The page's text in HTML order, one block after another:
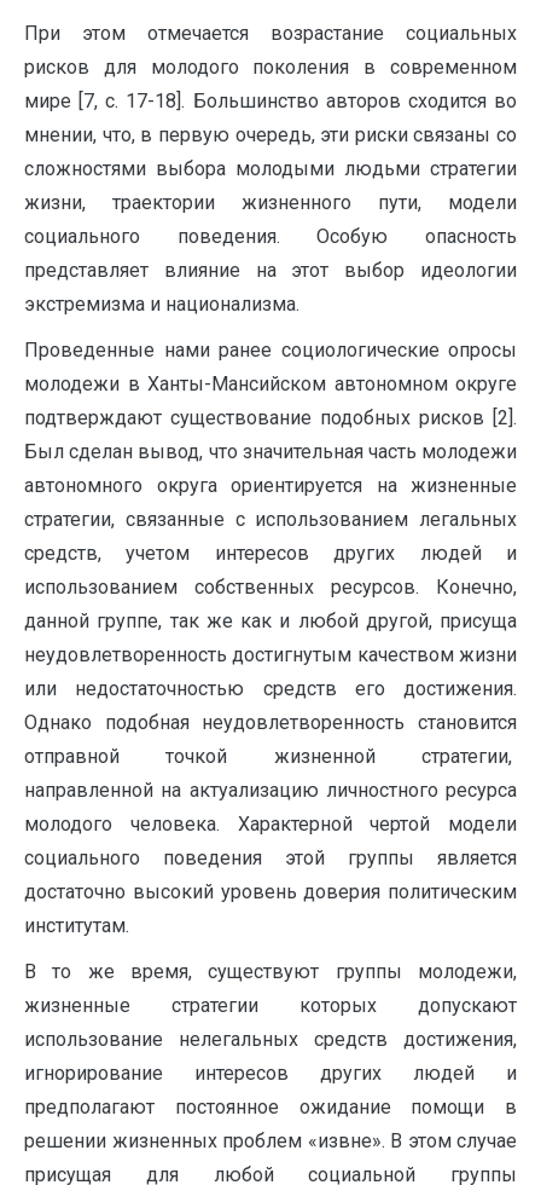
При этом отмечается возрастание социальных
рисков для молодого поколения в современном
мире [7, с. 17-18]. Большинство авторов сходится во
мнении, что, в первую очередь, эти риски связаны со
сложностями выбора молодыми людьми стратегии
жизни, траектории жизненного пути, модели
социального поведения. Особую опасность
представляет влияние на этот выбор идеологии
экстремизма и национализма.
Проведенные нами ранее социологические опросы
молодежи в Ханты-Мансийском автономном округе
подтверждают существование подобных рисков [2].
Был сделан вывод, что значительная часть молодежи
автономного округа ориентируется на жизненные
стратегии, связанные с использованием легальных
средств, учетом интересов других людей и
использованием собственных ресурсов. Конечно,
данной группе, так же как и любой другой, присуща
неудовлетворенность достигнутым качеством жизни
или недостаточностью средств его достижения.
Однако подобная неудовлетворенность становится
отправной точкой жизненной стратегии,
направленной на актуализацию личностного ресурса
молодого человека. Характерной чертой модели
социального поведения этой группы является
достаточно высокий уровень доверия политическим
институтам.
В то же время, существуют группы молодежи,
жизненные стратегии которых допускают
использование нелегальных средств достижения,
игнорирование интересов других людей и
предполагают постоянное ожидание помощи в
решении жизненных проблем «извне». В этом случае
присущая для любой социальной группы